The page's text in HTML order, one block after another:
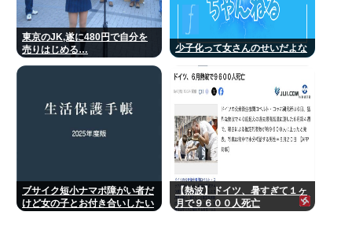
東京のJK,遂に480円で自分を
売りはじめる…
少子化って女さんのせいだよな
ブサイク短小ナマポ障がい者だ
けど女の子とお付き合いしたい
【熱波】ドイツ、暑すぎて１ヶ
月で９６００人死亡